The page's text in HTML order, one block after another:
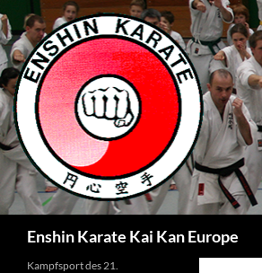
Zum
Inhalt
springen
Enshin Karate Kai Kan Europe
Kampfsport des 21.